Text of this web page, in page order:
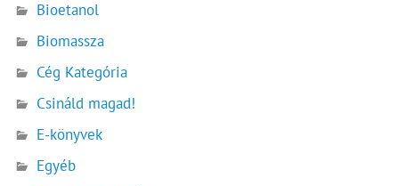
Bioetanol
Biomassza
Cég Kategória
Csináld magad!
E-könyvek
Egyéb